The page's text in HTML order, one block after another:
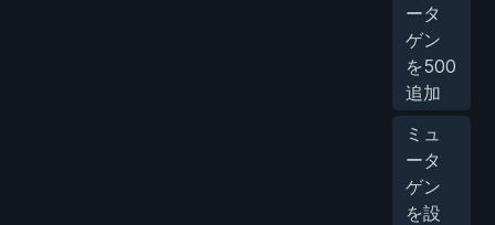
ータ
ゲン
を500
追加
ミュ
ータ
ゲン
を設